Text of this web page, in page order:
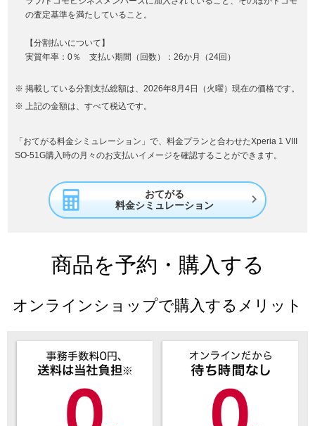
の査定基準を満たしていること。
【分割払いについて】
実質年率：0％ 支払い期間（回数）：26か月（24回）
掲載している分割支払総額は、2026年8月4日（火曜）現在の価格です。
上記の金額は、すべて税込です。
「おてがる料金シミュレーション」で、料金プランと合わせたXperia 1 VIII
SO-51G購入時の月々のお支払いイメージを確認することができます。
おてがる
料金シミュレーション

商品を予約・購入する
オンラインショップで購入するメリット